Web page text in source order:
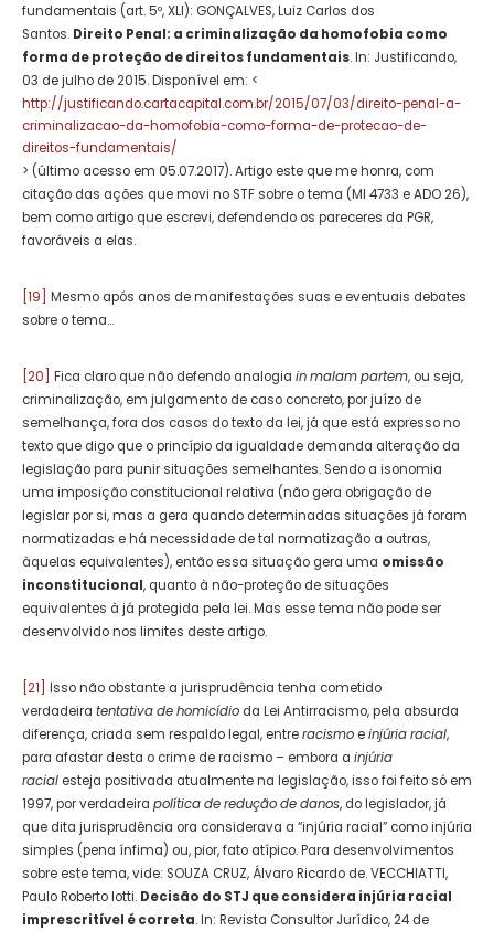
fundamentais (art. 5º, XLI): GONÇALVES, Luiz Carlos dos
Santos. Direito Penal: a criminalização da homofobia como
forma de proteção de direitos fundamentais. In: Justificando,
03 de julho de 2015. Disponível em: <
http://justificando.cartacapital.com.br/2015/07/03/direito-penal-a-
criminalizacao-da-homofobia-como-forma-de-protecao-de-
direitos-fundamentais/
> (último acesso em 05.07.2017). Artigo este que me honra, com
citação das ações que movi no STF sobre o tema (MI 4733 e ADO 26),
bem como artigo que escrevi, defendendo os pareceres da PGR,
favoráveis a elas.
[19]
Mesmo após anos de manifestações suas e eventuais debates
sobre o tema…
[20] Fica claro que não defendo analogia in malam partem, ou seja,
criminalização, em julgamento de caso concreto, por juízo de
semelhança, fora dos casos do texto da lei, já que está expresso no
texto que digo que o princípio da igualdade demanda alteração da
legislação para punir situações semelhantes. Sendo a isonomia
uma imposição constitucional relativa (não gera obrigação de
legislar por si, mas a gera quando determinadas situações já foram
normatizadas e há necessidade de tal normatização a outras,
àquelas equivalentes), então essa situação gera uma omissão
inconstitucional, quanto à não-proteção de situações
equivalentes à já protegida pela lei. Mas esse tema não pode ser
desenvolvido nos limites deste artigo.
[21]
Isso não obstante a jurisprudência tenha cometido
verdadeira tentativa de homicídio da Lei Antirracismo, pela absurda
diferença, criada sem respaldo legal, entreracismo einjúria racial,
para afastar desta o crime de racismo – embora a injúria
racial esteja positivada atualmente na legislação, isso foi feito só em
1997, por verdadeira política de redução de danos, do legislador, já
que dita jurisprudência ora considerava a “injúria racial” como injúria
simples (pena ínfima) ou, pior, fato atípico. Para desenvolvimentos
sobre este tema, vide: SOUZA CRUZ, Álvaro Ricardo de. VECCHIATTI,
Paulo Roberto Iotti. Decisão do STJ que considera injúria racial
imprescritível é correta. In: Revista Consultor Jurídico, 24 de